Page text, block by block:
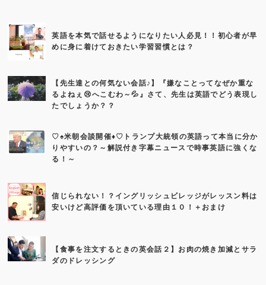
英語を本気で話せるようになりたい人必見！！初心者が早
めに身に着けておきたい学習習慣とは？
【先生達との何気ない会話♪】『嫌なことってなぜか重な
るよねぇ😢へこむわ～💦』さて、先生は英語でどう表現し
たでしょうか？？
♡♠米朝会談開催♦♡トランプ大統領の英語って本当に分か
りやすいの？～解説付き字幕ニュースで時事英語に強くな
る！～
信じられない！？イングリッシュビレッジがレッスン料は
安いけど高評価を頂いている理由１０！＋おまけ
【食事を注文するときの英会話２】お肉の焼き加減とサラ
ダのドレッシング